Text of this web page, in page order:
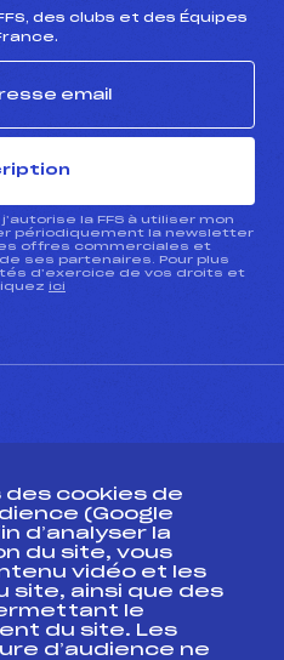
des clubs et des Équipes
la FFS à utiliser mon
périodiquement la newsletter
offres commerciales et
ses partenaires. Pour plus
d’exercice de vos droits et
ici
fédéral
des cookies de
(Google
d’analyser la
du site, vous
vidéo et les
site, ainsi que des
le
du site. Les
d’audience ne